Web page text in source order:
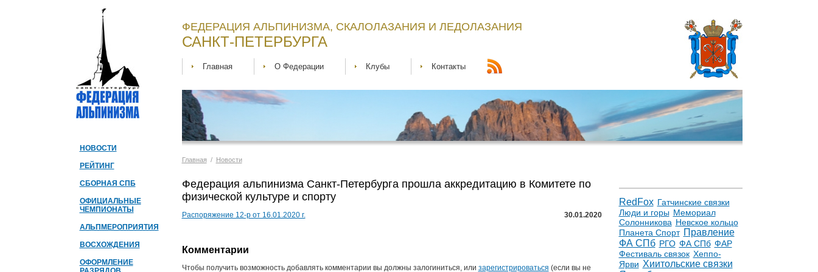
НОВОСТИ
РЕЙТИНГ
СБОРНАЯ СПБ
ОФИЦИАЛЬНЫЕ
ЧЕМПИОНАТЫ
АЛЬПМЕРОПРИЯТИЯ
ВОСХОЖДЕНИЯ
ОФОРМЛЕНИЕ
ФЕДЕРАЦИЯ АЛЬПИНИЗМА, СКАЛОЛАЗАНИЯ И ЛЕДОЛАЗАНИЯ
САНКТ-ПЕТЕРБУРГА
Главная О Федерации Клубы Контакты
Главная / Новости
RedFox Гатчинские связки
Люди и горы Мемориал
Солонникова Невское кольцо
Планета Спорт Правление
ФА СПб РГО ФА СПб ФАР
Фестиваль связок Хеппо-
Ярви Хиитольские связки
Федерация альпинизма Санкт-Петербурга прошла аккредитацию в Комитете по
физической культуре и спорту
Распоряжение 12-р от 16.01.2020 г. 30.01.2020
Комментарии
Чтобы получить возможность добавлять комментарии вы должны залогиниться, или зарегистрироваться (если вы не